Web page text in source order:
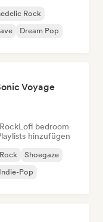
Rock
Dream Pop
Voyage
Lofi bedroom
hinzufügen
Shoegaze
Indie-Pop